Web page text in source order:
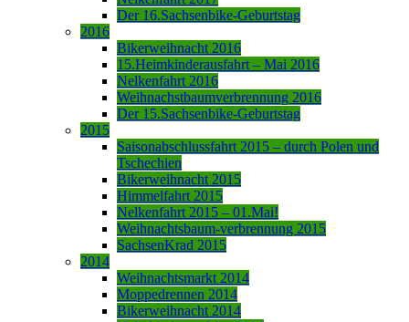
Der 16.Sachsenbike-Geburtstag
2016
Bikerweihnacht 2016
15.Heimkinderausfahrt – Mai 2016
Nelkenfahrt 2016
Weihnachstbaumverbrennung 2016
Der 15.Sachsenbike-Geburtstag
2015
Saisonabschlussfahrt 2015 – durch Polen und
Tschechien
Bikerweihnacht 2015
Himmelfahrt 2015
Nelkenfahrt 2015 – 01.Mai!
Weihnachtsbaum-verbrennung 2015
SachsenKrad 2015
2014
Weihnachtsmarkt 2014
Moppedrennen 2014
Bikerweihnacht 2014